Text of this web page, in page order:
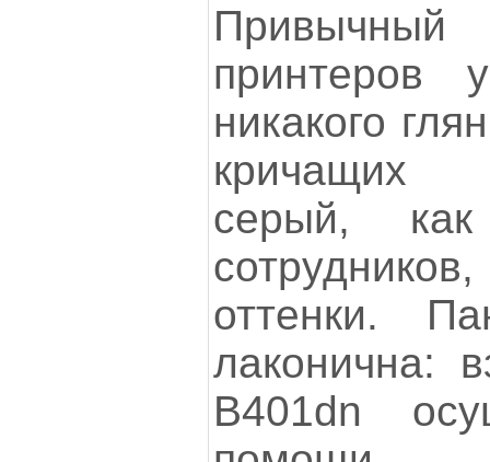
Привычный
принтеров
никакого
кричащих
серый,
оттенки.
лаконична:
B401dn